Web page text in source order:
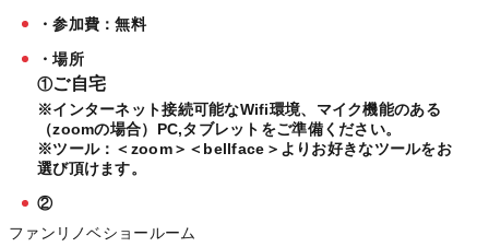
・参加費：無料
・場所
①ご自宅
※インターネット接続可能なWifi環境、マイク機能のある
（zoomの場合）PC,タブレットをご準備ください。
※ツール：＜zoom＞＜bellface＞よりお好きなツールをお
選び頂けます。
②
ファンリノベショールーム